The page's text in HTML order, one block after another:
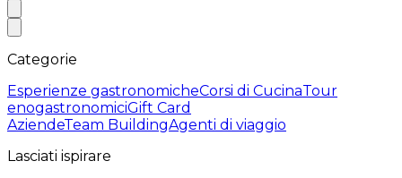
Categorie
Esperienze gastronomicheCorsi di CucinaTour
enogastronomiciGift Card
AziendeTeam BuildingAgenti di viaggio
Lasciati ispirare